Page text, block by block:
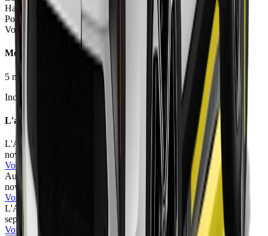
Hauteur
1.58 m
Poids à vide
1279 - 1347
Volume coffre
616 L
Moteurs et Finitions
5 motorisation finition
Inclure Malus 2026
L'avis des experts
L'Auto-Journal
nov. 2025
Voir l'article
Automobile Magazine
/100
nov. 2025
Christophe Congrega
Voir l'article
L'Auto-Journal
sept. 2025
Voir l'article